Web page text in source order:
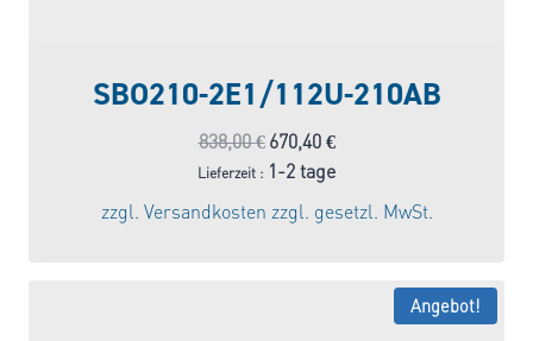
SBO210-2E1/112U-210AB
838,00€ Ursprünglicher
Preis
war:
838,00 €
670,40 €Aktueller
Preis
Lieferzeit : 1-2 tage
zzgl. Versandkosten zzgl. gesetzl. MwSt.
Angebot!